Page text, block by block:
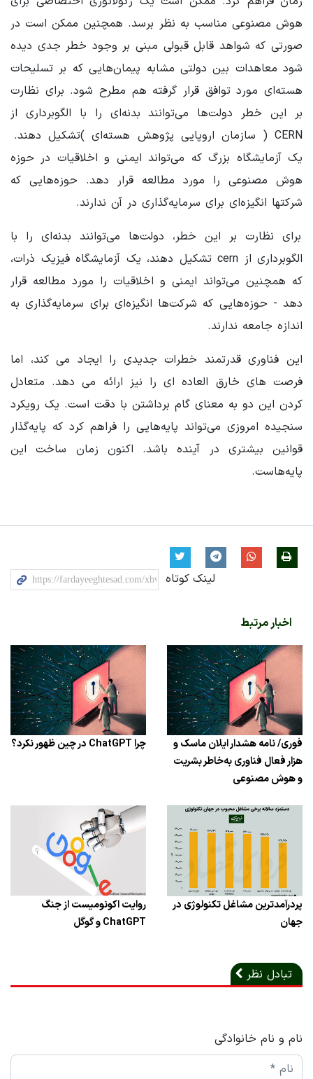
هوش مصنوعی مناسب به نظر برسد. همچنین ممکن است در
صورتی که شواهد قابل قبولی مبنی بر وجود خطر جدی دیده
شود معاهدات بین دولتی مشابه پیمان‌هایی که بر تسلیحات
هسته‌ای مورد توافق قرار گرفته هم مطرح شود. برای نظارت
بر این خطر دولت‌ها می‌توانند بدنه‌ای را با الگوبرداری از
CERN ( سازمان اروپایی پژوهش هسته‌ای )‌تشکیل دهند.
یک آزمایشگاه بزرگ که می‌تواند ایمنی و اخلاقیات در حوزه
هوش مصنوعی را مورد مطالعه قرار دهد. حوزه‌هایی که
شرکتها انگیزه‌ای برای سرمایه‌گذاری در آن ندارند.
برای نظارت بر این خطر، دولت‌ها می‌توانند بدنه‌ای را با
الگوبرداری از cern تشکیل دهند، یک آزمایشگاه فیزیک ذرات،
که همچنین می‌تواند ایمنی و اخلاقیات را مورد مطالعه قرار
دهد - حوزه‌هایی که شرکت‌ها انگیزه‌ای برای سرمایه‌گذاری به
اندازه جامعه ندارند.
این فناوری قدرتمند خطرات جدیدی را ایجاد می کند، اما
فرصت های خارق العاده ای را نیز ارائه می دهد. متعادل
کردن این دو به معنای گام برداشتن با دقت است. یک رویکرد
سنجیده امروزی می‌تواند پایه‌هایی را فراهم کرد که پایه‌گذار
قوانین بیشتری در آینده باشد. اکنون زمان ساخت این
پایه‌هاست.
لینک کوتاه
اخبار مرتبط
فوری/ نامه هشدار ایلان ماسک و
هزار فعال فناوری به‌خاطر بشریت
و هوش مصنوعی
چرا ChatGPT در چین ظهور نکرد؟
پردرآمدترین مشاغل تکنولوژی در
جهان
روایت اکونومیست از جنگ
ChatGPT و گوگل
تبادل نظر
نام و نام خانوادگی